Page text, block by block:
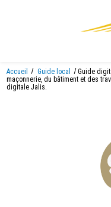
Accueil Guide local
Guide
maçonnerie, du bâtiment et des
digitale Jalis.